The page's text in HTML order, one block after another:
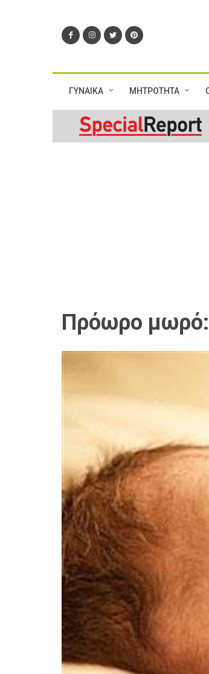
ΓΥΝΑΙΚΑ ΜΗΤΡΟΤΗΤΑ
Πρόωρο μωρό: